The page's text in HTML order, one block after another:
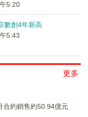
5:20
數創4年新高
5:43
更多
合約銷售約50.94億元